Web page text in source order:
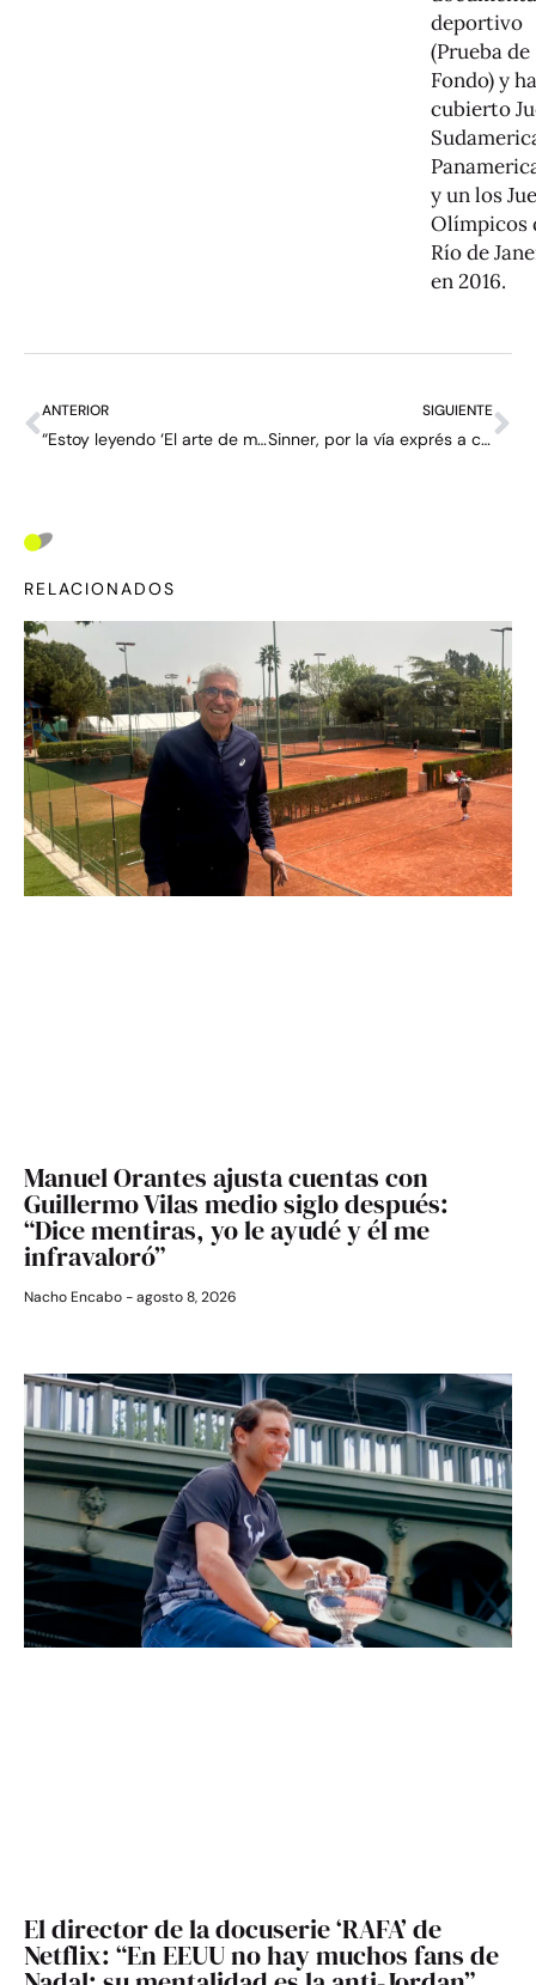
deportivo
(Prueba de
Fondo) y ha
cubierto
y un los
Olímpicos
Río de
en 2016.
ANTERIOR
“Estoy leyendo ‘El arte de morir’, de Séneca” – Martín Landaluce, el tenista diferente
SIGUIENTE
Sinner, por la vía exprés a completar el tenis
RELACIONADOS
Manuel Orantes ajusta cuentas con
Guillermo Vilas medio siglo después:
“Dice mentiras, yo le ayudé y él me
infravaloró”
Nacho Encabo agosto 8, 2026
El director de la docuserie ‘RAFA’ de
Netflix: “En EEUU no hay muchos fans de